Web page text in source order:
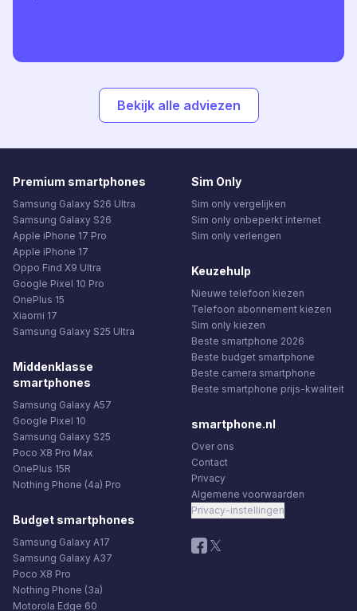
Bekijk alle adviezen
Premium smartphones
Samsung Galaxy S26 Ultra
Samsung Galaxy S26
Apple iPhone 17 Pro
Apple iPhone 17
Oppo Find X9 Ultra
Google Pixel 10 Pro
OnePlus 15
Xiaomi 17
Samsung Galaxy S25 Ultra
Middenklasse
smartphones
Samsung Galaxy A57
Google Pixel 10
Samsung Galaxy S25
Poco X8 Pro Max
OnePlus 15R
Nothing Phone (4a) Pro
Budget smartphones
Samsung Galaxy A17
Samsung Galaxy A37
Poco X8 Pro
Nothing Phone (3a)
Motorola Edge 60
Sim Only
Sim only vergelijken
Sim only onbeperkt internet
Sim only verlengen
Keuzehulp
Nieuwe telefoon kiezen
Telefoon abonnement kiezen
Sim only kiezen
Beste smartphone 2026
Beste budget smartphone
Beste camera smartphone
Beste smartphone prijs-kwaliteit
smartphone.nl
Over ons
Contact
Privacy
Algemene voorwaarden
Privacy-instellingen